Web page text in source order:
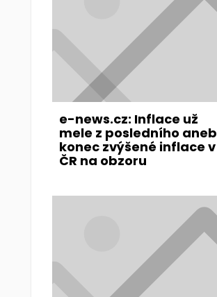
e-news.cz: Inflace už
mele z posledního aneb
konec zvýšené inflace v
ČR na obzoru